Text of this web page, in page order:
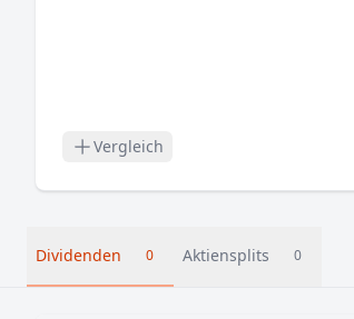
Vergleich
Dividenden 0 Aktiensplits 0